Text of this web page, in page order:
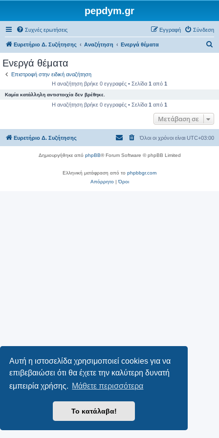
Αυτή η ιστοσελίδα χρησιμοποιεί cookies για να
επιβεβαιώσει ότι θα έχετε την καλύτερη δυνατή
εμπειρία χρήσης. Μάθετε περισσότερα
Το κατάλαβα!
pepdym.gr
Συχνές ερωτήσεις Σύνδεση
Εγγραφή
Ευρετήριο Δ. Συζήτησης Αναζήτηση Ενεργά θέματα
η
η
Ενεργά θέματα
Επιστροφή στην ειδική αναζήτηση
Η αναζήτηση βρήκε 0 εγγραφές • Σελίδα 1 από 1
Καμία κατάλληλη αντιστοιχία δεν βρέθηκε.
Η αναζήτηση βρήκε 0 εγγραφές • Σελίδα 1 από 1
Μετάβαση σε
Ευρετήριο Δ. Συζήτησης Όλοι οι χρόνοι είναι UTC+03:00
Δημιουργήθηκε από phpBB® Forum Software © phpBB Limited
Ελληνική μετάφραση από το phpbbgr.com
Απόρρητο|Όροι